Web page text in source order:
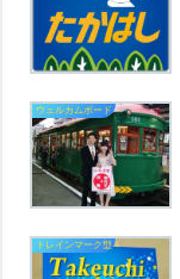
ウェルカムボード
トレインマーク型